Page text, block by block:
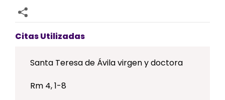
Citas Utilizadas
Santa Teresa de Ávila virgen y doctora
Rm 4, 1-8